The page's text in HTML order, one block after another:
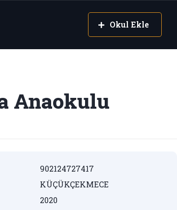
Okul Ekle
Anaokulu
902124727417
KÜÇÜKÇEKMECE
2020